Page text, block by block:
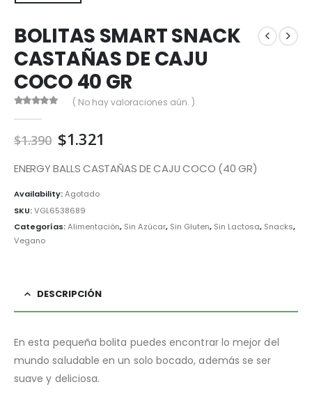
BOLITAS SMART SNACK
CASTAÑAS DE CAJU
COCO 40 GR
( No hay valoraciones aún. )
$1.390 El
precio
original
$1.390.
$1.321
actual
ENERGY BALLS CASTAÑAS DE CAJU COCO (40 GR)
Availability:Agotado
SKU:VGL6538689
Categorías:Alimentación, Sin Azúcar, Sin Gluten, Sin Lactosa, Snacks,
Vegano
DESCRIPCIÓN
En esta pequeña bolita puedes encontrar lo mejor del
mundo saludable en un solo bocado, además se ser
suave y deliciosa.